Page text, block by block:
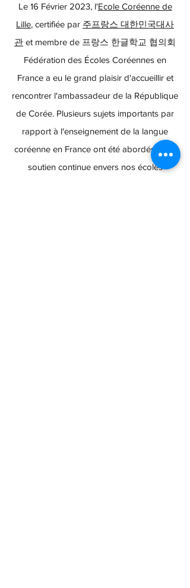
Le 16 Février 2023, l'Ecole Coréenne de
Lille, certifiée par 주프랑스 대한민국대사
관 et membre de 프랑스 한글학교 협의회
Fédération des Écoles Coréennes en
France a eu le grand plaisir d'accueillir et
rencontrer l'ambassadeur de la République
de Corée. Plusieurs sujets importants par
rapport à l'enseignement de la langue
coréenne en France ont été abordés et un
soutien continue envers nos écoles